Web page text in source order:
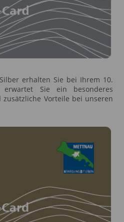
erhalten Sie bei Ihrem 10.
erwartet Sie ein besonderes
zusätzliche Vorteile bei unseren